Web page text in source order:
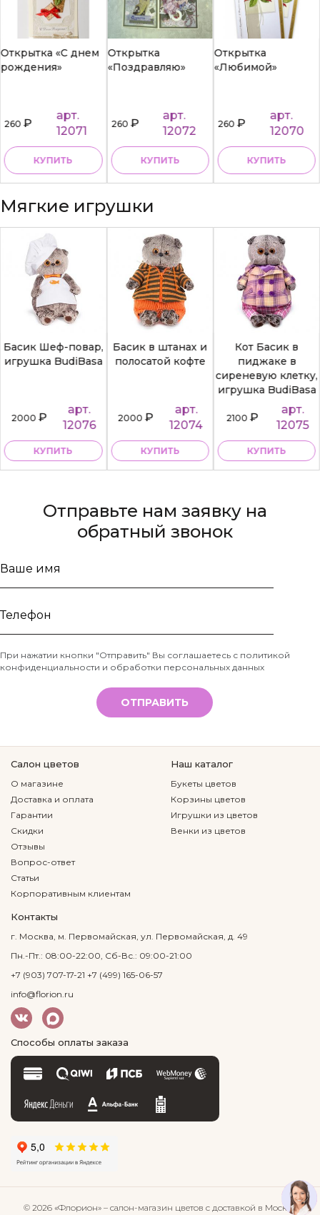
Открытка «С днем
рождения»
260₽
арт.
12071
КУПИТЬ
Открытка
«Поздравляю»
260₽
арт.
12072
КУПИТЬ
Открытка
«Любимой»
260₽
арт.
12070
КУПИТЬ
Мягкие игрушки
Басик Шеф-повар,
игрушка BudiBasa
2000₽
арт.
12076
КУПИТЬ
Басик в штанах и
полосатой кофте
2000₽
арт.
12074
КУПИТЬ
Кот Басик в
пиджаке в
сиреневую клетку,
игрушка BudiBasa
2100₽
арт.
12075
КУПИТЬ
Отправьте нам заявку на
обратный звонок
Ваше
Телефон
*
При нажатии кнопки "Отправить" Вы соглашаетесь с политикой
конфиденциальности и обработки персональных данных
ОТПРАВИТЬ
Салон цветов
О магазине
Доставка и оплата
Гарантии
Скидки
Отзывы
Вопрос-ответ
Статьи
Корпоративным клиентам
Наш каталог
Букеты цветов
Корзины цветов
Игрушки из цветов
Венки из цветов
Контакты
г. Москва, м. Первомайская, ул. Первомайская, д. 49
Пн.-Пт.: 08:00-22:00, Сб-Вс.: 09:00-21:00
+7 (903) 707-17-21 +7 (499) 165-06-57
info@florion.ru
Способы оплаты заказа
© 2026 «Флорион» – салон-магазин цветов с доставкой в Москве